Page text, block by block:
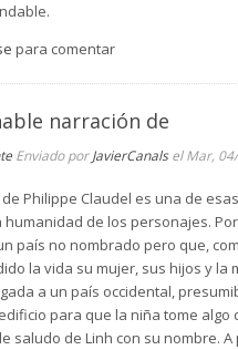
para comentar
narración de
Enviado porJavierCanalsel Mar,
Philippe Claudel es una de
humanidad de los personajes.
país no nombrado pero que,
la vida su mujer, sus hijos y
a un país occidental,
para que la niña tome
saludo de Linh con su nombre.